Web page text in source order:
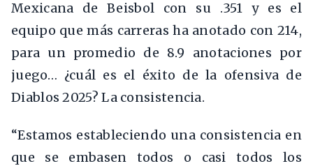
Mexicana de Beisbol con su .351 y es el
equipo que más carreras ha anotado con 214,
para un promedio de 8.9 anotaciones por
juego… ¿cuál es el éxito de la ofensiva de
Diablos 2025? La consistencia.
“Estamos estableciendo una consistencia en
que se embasen todos o casi todos los